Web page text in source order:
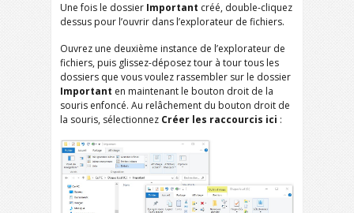
Une fois le dossier Important créé, double-cliquez
dessus pour l’ouvrir dans l’explorateur de fichiers.
Ouvrez une deuxième instance de l’explorateur de
fichiers, puis glissez-déposez tour à tour tous les
dossiers que vous voulez rassembler sur le dossier
Important en maintenant le bouton droit de la
souris enfoncé. Au relâchement du bouton droit de
la souris, sélectionnez Créer les raccourcis ici :